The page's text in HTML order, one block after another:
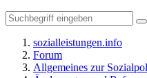
sozialleistungen.info
Forum
Allgemeines zur